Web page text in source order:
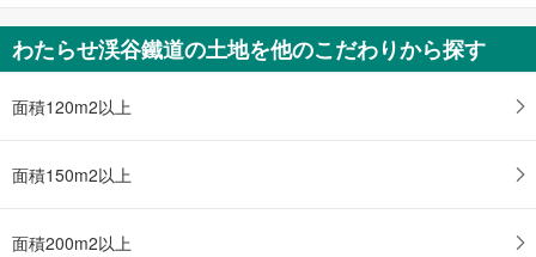
650万円
4DK
わたらせ渓谷鐵道の土地を他のこだわりから探す
面積120m2以上
面積150m2以上
面積200m2以上